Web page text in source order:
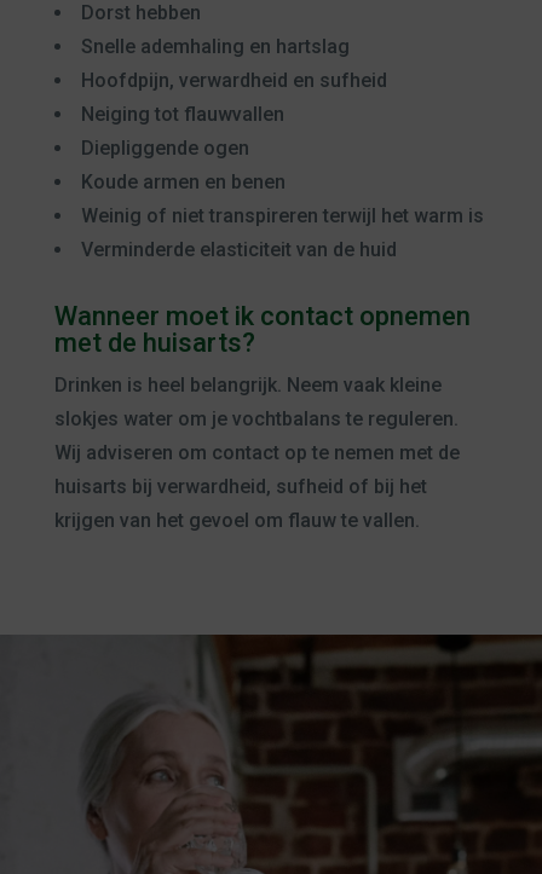
Dorst hebben
Snelle ademhaling en hartslag
Hoofdpijn, verwardheid en sufheid
Neiging tot flauwvallen
Diepliggende ogen
Koude armen en benen
Weinig of niet transpireren terwijl het warm is
Verminderde elasticiteit van de huid
Wanneer moet ik contact opnemen
met de huisarts?
Drinken is heel belangrijk. Neem vaak kleine
slokjes water om je vochtbalans te reguleren.
Wij adviseren om contact op te nemen met de
huisarts bij verwardheid, sufheid of bij het
krijgen van het gevoel om flauw te vallen.